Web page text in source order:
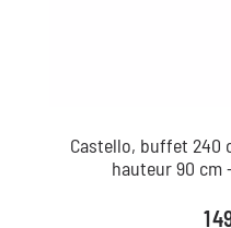
Castello, buffet 240
hauteur 90 cm
Prix
1